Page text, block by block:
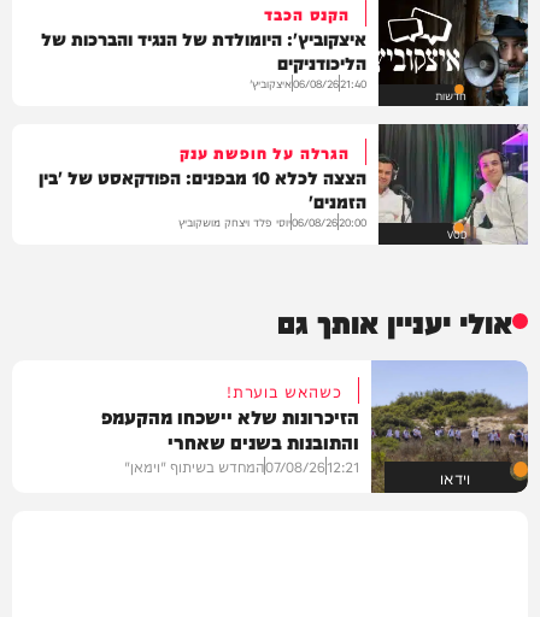
חדשות
הקנס הכבד
איצקוביץ': היומולדת של הנגיד והברכות של
הליכודניקים
21:40
06/08/26איצקוביץ'
VOD
הגרלה על חופשת ענק
הצצה לכלא 10 מבפנים: הפודקאסט של 'בין
הזמנים'
20:00
06/08/26יוסי פלד ויצחק מושקוביץ
אולי יעניין אותך גם
וידאו
כשהאש בוערת!
הזיכרונות שלא יישכחו מהקעמפ
והתובנות בשנים שאחרי
12:21
07/08/26המחדש בשיתוף "וימאן"